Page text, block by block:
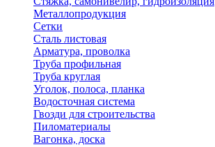
Металлопродукция
Сетки
Сталь листовая
Арматура, проволка
Труба профильная
Труба круглая
Уголок, полоса, планка
Водосточная система
Гвозди для строительства
Пиломатериалы
Вагонка, доска